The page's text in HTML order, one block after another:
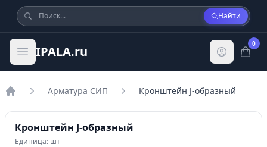
Найти
IPALA.ru
0
Арматура СИП Кронштейн J-образный
Кронштейн J-образный
Единица: шт